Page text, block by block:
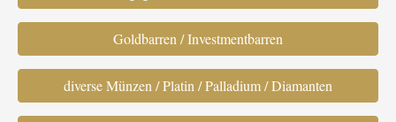
Goldbarren / Investmentbarren
diverse Münzen / Platin / Palladium / Diamanten